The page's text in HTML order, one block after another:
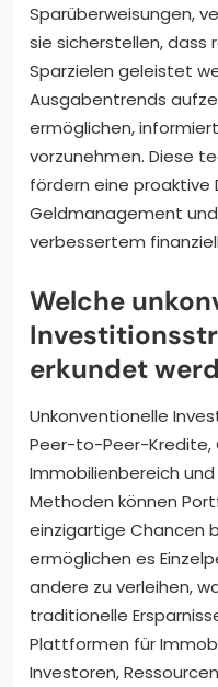
Sparüberweisungen,
sie sicherstellen, dass
Sparzielen geleistet
Ausgabentrends
ermöglichen,
vorzunehmen. Diese
fördern eine proaktive
Geldmanagement
verbessertem
Welche
erkundet
Unkonventionelle
Peer-to-Peer-Kredite,
Immobilienbereich
Methoden können
einzigartige Chancen
ermöglichen es
andere zu verleihen,
traditionelle
Plattformen für
Investoren,